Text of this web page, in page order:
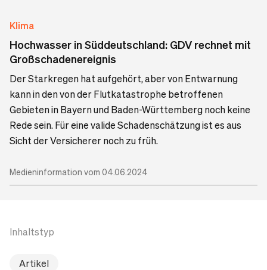
Klima
Hochwasser in Süddeutschland: GDV rechnet mit
Großschadenereignis
Der Starkregen hat aufgehört, aber von Entwarnung
kann in den von der Flutkatastrophe betroffenen
Gebieten in Bayern und Baden-Württemberg noch keine
Rede sein. Für eine valide Schadenschätzung ist es aus
Sicht der Versicherer noch zu früh.
Medieninformation vom 04.06.2024
Inhaltstyp
Artikel